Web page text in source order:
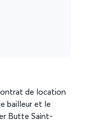
de location
bailleur et le
Butte Saint-